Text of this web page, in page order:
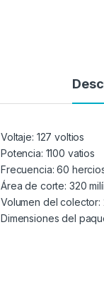
Voltaje: 127 voltios
Potencia: 1100 vatios
Frecuencia: 60
Área de corte: 320
Volumen del colector:
Dimensiones del